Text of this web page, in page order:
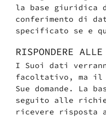
la base giuridica
conferimento di
specificato se e
RISPONDERE
I Suoi dati
facoltativo, ma il
Sue domande.
seguito alle
ricevere risposta